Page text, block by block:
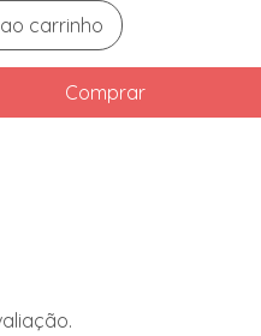
carrinho
Comprar